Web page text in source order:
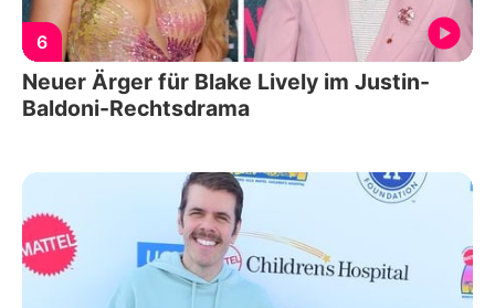
6
Neuer Ärger für Blake Lively im Justin-
Baldoni-Rechtsdrama